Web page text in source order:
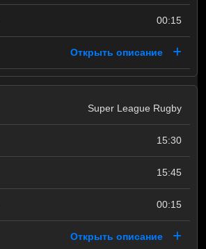
00:15
Открыть описание
Super League Rugby
15:30
15:45
00:15
Открыть описание